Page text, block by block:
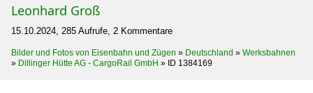
Leonhard Groß
15.10.2024, 285 Aufrufe, 2 Kommentare
Bilder und Fotos von Eisenbahn und Zügen » Deutschland » Werksbahnen
» Dillinger Hütte AG - CargoRail GmbH » ID 1384169